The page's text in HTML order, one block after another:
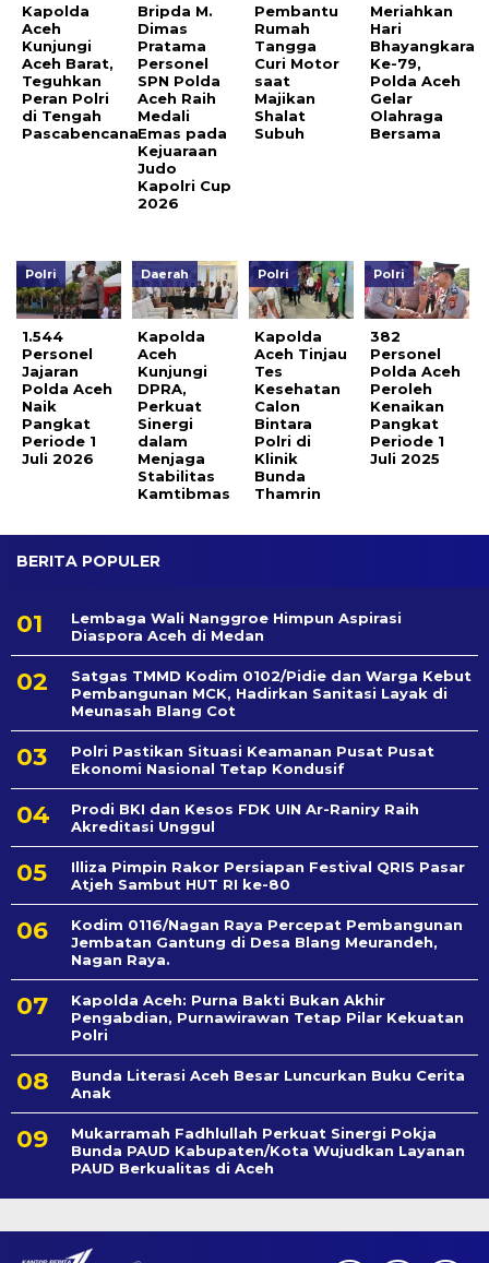
Kapolda
Aceh
Kunjungi
Aceh Barat,
Teguhkan
Peran Polri
di Tengah
Pascabencana
Bripda M.
Dimas
Pratama
Personel
SPN Polda
Aceh Raih
Medali
Emas pada
Kejuaraan
Judo
Kapolri Cup
2026
Pembantu
Rumah
Tangga
Curi Motor
saat
Majikan
Shalat
Subuh
Meriahkan
Hari
Bhayangkara
Ke-79,
Polda Aceh
Gelar
Olahraga
Bersama
Polri
1.544
Personel
Jajaran
Polda Aceh
Naik
Pangkat
Periode 1
Juli 2026
Daerah
Kapolda
Aceh
Kunjungi
DPRA,
Perkuat
Sinergi
dalam
Menjaga
Stabilitas
Kamtibmas
Polri
Kapolda
Aceh Tinjau
Tes
Kesehatan
Calon
Bintara
Polri di
Klinik
Bunda
Thamrin
Polri
382
Personel
Polda Aceh
Peroleh
Kenaikan
Pangkat
Periode 1
Juli 2025
BERITA POPULER
Lembaga Wali Nanggroe Himpun Aspirasi
Diaspora Aceh di Medan
Satgas TMMD Kodim 0102/Pidie dan Warga Kebut
Pembangunan MCK, Hadirkan Sanitasi Layak di
Meunasah Blang Cot
Polri Pastikan Situasi Keamanan Pusat Pusat
Ekonomi Nasional Tetap Kondusif
Prodi BKI dan Kesos FDK UIN Ar-Raniry Raih
Akreditasi Unggul
Illiza Pimpin Rakor Persiapan Festival QRIS Pasar
Atjeh Sambut HUT RI ke-80
Kodim 0116/Nagan Raya Percepat Pembangunan
Jembatan Gantung di Desa Blang Meurandeh,
Nagan Raya.
Kapolda Aceh: Purna Bakti Bukan Akhir
Pengabdian, Purnawirawan Tetap Pilar Kekuatan
Polri
Bunda Literasi Aceh Besar Luncurkan Buku Cerita
Anak
Mukarramah Fadhlullah Perkuat Sinergi Pokja
Bunda PAUD Kabupaten/Kota Wujudkan Layanan
PAUD Berkualitas di Aceh